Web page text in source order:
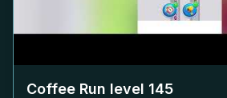
Coffee Run level 145